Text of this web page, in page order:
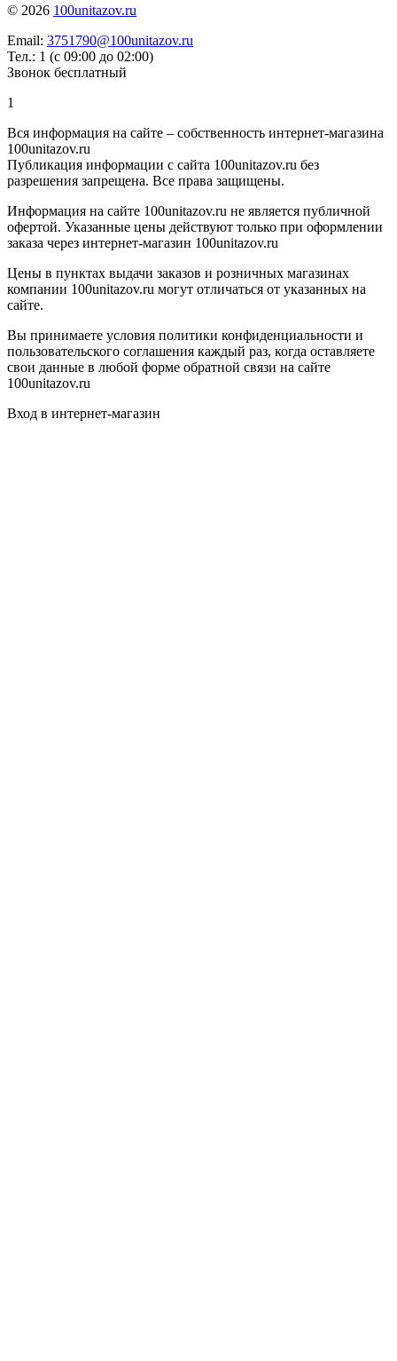
© 2026 100unitazov.ru
Email: 3751790@100unitazov.ru
Тел.: 1 (с 09:00 до 02:00)
Звонок бесплатный
1
Вся информация на сайте – собственность интернет-магазина
100unitazov.ru
Публикация информации с сайта 100unitazov.ru без
разрешения запрещена. Все права защищены.
Информация на сайте 100unitazov.ru не является публичной
офертой. Указанные цены действуют только при оформлении
заказа через интернет-магазин 100unitazov.ru
Цены в пунктах выдачи заказов и розничных магазинах
компании 100unitazov.ru могут отличаться от указанных на
сайте.
Вы принимаете условия политики конфиденциальности и
пользовательского соглашения каждый раз, когда оставляете
свои данные в любой форме обратной связи на сайте
100unitazov.ru
Вход в интернет-магазин